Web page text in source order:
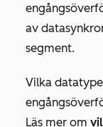
av
segment.
Vilka
Läs mer om